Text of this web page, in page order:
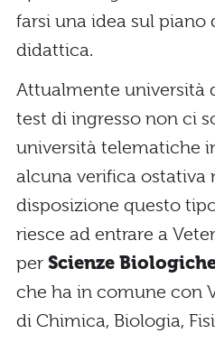
farsi una idea sul piano
didattica.
Attualmente università
test di ingresso non ci
università telematiche
alcuna verifica ostativa
disposizione questo
riesce ad entrare a
per Scienze
che ha in comune con
di Chimica, Biologia,